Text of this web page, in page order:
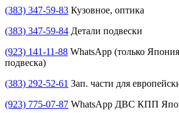
(383) 347-59-83 Кузовное, оптика
(383) 347-59-84 Детали подвески
(923) 141-11-88 WhatsApp (только
подвеска)
(383) 292-52-61 Зап. части для
(923) 775-07-87 WhatsApp ДВС КПП